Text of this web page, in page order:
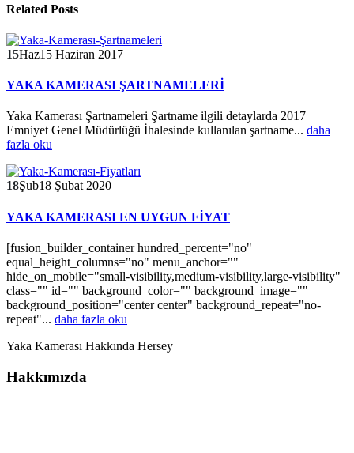
Related Posts
15Haz15 Haziran 2017
YAKA KAMERASI ŞARTNAMELERİ
Yaka Kamerası Şartnameleri Şartname ilgili detaylarda 2017
Emniyet Genel Müdürlüğü İhalesinde kullanılan şartname... daha
fazla oku
18Şub18 Şubat 2020
YAKA KAMERASI EN UYGUN FİYAT
[fusion_builder_container hundred_percent="no"
equal_height_columns="no" menu_anchor=""
hide_on_mobile="small-visibility,medium-visibility,large-visibility"
class="" id="" background_color="" background_image=""
background_position="center center" background_repeat="no-
repeat"... daha fazla oku
Yaka Kamerası Hakkında Hersey
Hakkımızda